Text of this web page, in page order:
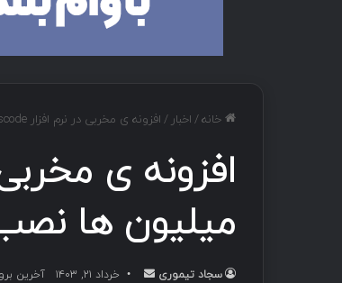
خانه/ اخبار / افزونه ی مخربی در نرم افزار vscode با میلیون ها نصب شناسایی شد.
میلیون ها
سجاد تیموری خرداد ۲۱, ۱۴۰۳ آخرین